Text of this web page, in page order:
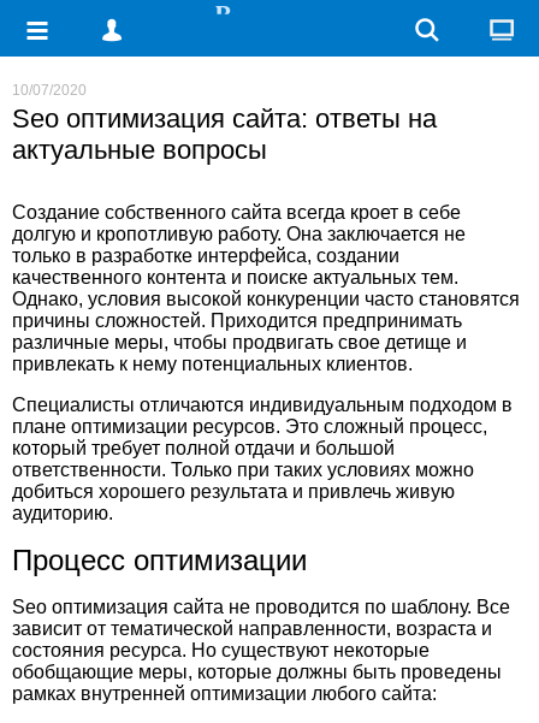
10/07/2020
Seo оптимизация сайта: ответы на
актуальные вопросы
Создание собственного сайта всегда кроет в себе
долгую и кропотливую работу. Она заключается не
только в разработке интерфейса, создании
качественного контента и поиске актуальных тем.
Однако, условия высокой конкуренции часто становятся
причины сложностей. Приходится предпринимать
различные меры, чтобы продвигать свое детище и
привлекать к нему потенциальных клиентов.
Специалисты отличаются индивидуальным подходом в
плане оптимизации ресурсов. Это сложный процесс,
который требует полной отдачи и большой
ответственности. Только при таких условиях можно
добиться хорошего результата и привлечь живую
аудиторию.
Процесс оптимизации
Seo оптимизация сайта не проводится по шаблону. Все
зависит от тематической направленности, возраста и
состояния ресурса. Но существуют некоторые
обобщающие меры, которые должны быть проведены
рамках внутренней оптимизации любого сайта: